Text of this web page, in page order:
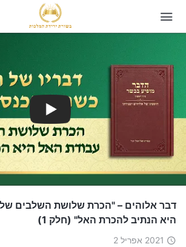
דבר אלוהים – "הכרת שלושת השלבים
היא הנתיב להכרת האל" (חלק 1)
2021 אפריל 2